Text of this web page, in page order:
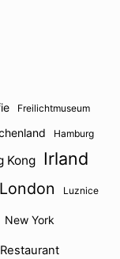
Freilichtmuseum
Hamburg
Kong Irland
London Luznice
New York
Restaurant